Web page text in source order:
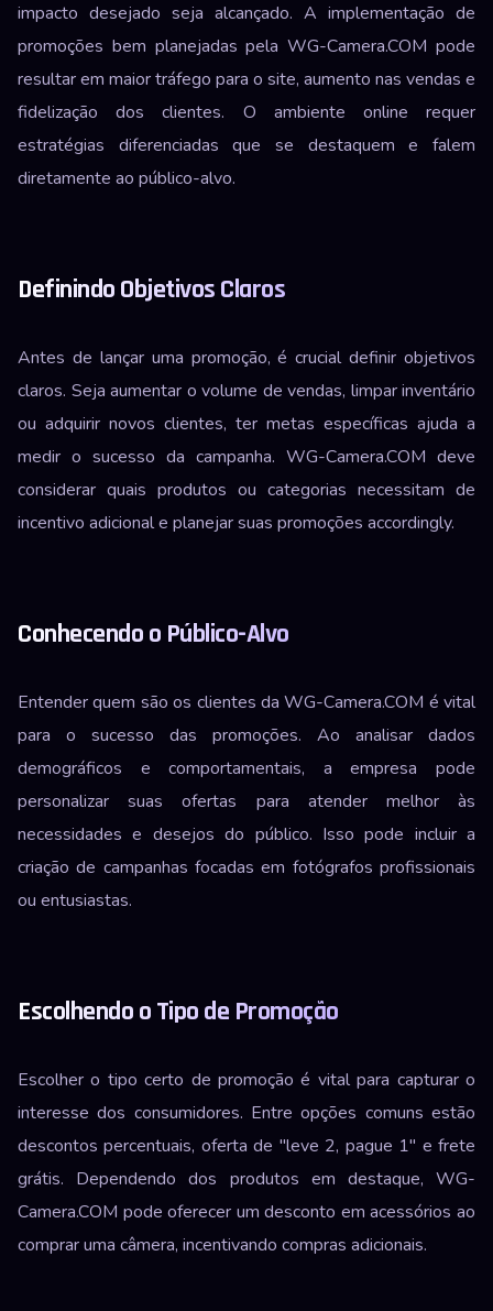
impacto desejado seja alcançado. A implementação de
promoções bem planejadas pela WG-Camera.COM pode
resultar em maior tráfego para o site, aumento nas vendas e
fidelização dos clientes. O ambiente online requer
estratégias diferenciadas que se destaquem e falem
diretamente ao público-alvo.
Definindo Objetivos Claros
Antes de lançar uma promoção, é crucial definir objetivos
claros. Seja aumentar o volume de vendas, limpar inventário
ou adquirir novos clientes, ter metas específicas ajuda a
medir o sucesso da campanha. WG-Camera.COM deve
considerar quais produtos ou categorias necessitam de
incentivo adicional e planejar suas promoções accordingly.
Conhecendo o Público-Alvo
Entender quem são os clientes da WG-Camera.COM é vital
para o sucesso das promoções. Ao analisar dados
demográficos e comportamentais, a empresa pode
personalizar suas ofertas para atender melhor às
necessidades e desejos do público. Isso pode incluir a
criação de campanhas focadas em fotógrafos profissionais
ou entusiastas.
Escolhendo o Tipo de Promoção
Escolher o tipo certo de promoção é vital para capturar o
interesse dos consumidores. Entre opções comuns estão
descontos percentuais, oferta de "leve 2, pague 1" e frete
grátis. Dependendo dos produtos em destaque, WG-
Camera.COM pode oferecer um desconto em acessórios ao
comprar uma câmera, incentivando compras adicionais.